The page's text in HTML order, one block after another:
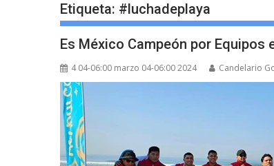
Etiqueta: #luchadeplaya
Es México Campeón por Equipos
4 04-06:00 marzo 04-06:00 2024 Candelario